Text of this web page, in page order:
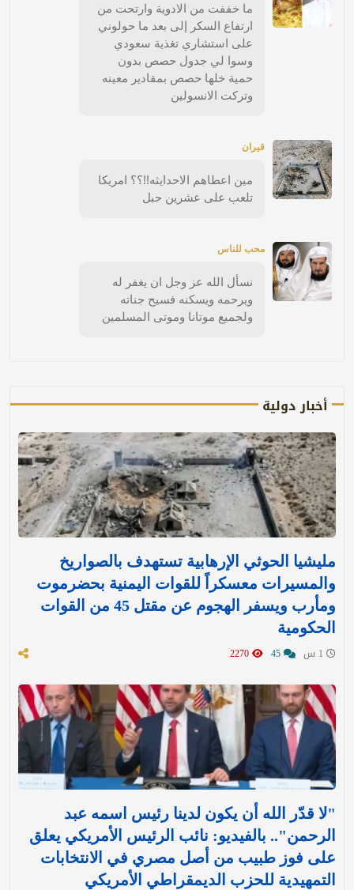
ما خففت من الادوية وارتحت من
ارتفاع السكر إلى بعد ما حولوني
على استشاري تغذية سعودي
وسوا لي جدول حصص بدون
حمية خلها حصص بمقادير معينه
وتركت الانسولين
قيران
مين اعطاهم الاحدايثه!!؟؟ امريكا
تلعب على عشرين حبل
محب للناس
نسأل الله عز وجل ان يغفر له
ويرحمه ويسكنه فسيح جناته
ولجميع موتانا وموتى المسلمين
أخبار دولية
مليشيا الحوثي الإرهابية تستهدف بالصواريخ
والمسيرات معسكراً للقوات اليمنية بحضرموت
ومأرب ويسفر الهجوم عن مقتل 45 من القوات
الحكومية
"لا قدّر الله أن يكون لدينا رئيس اسمه عبد
الرحمن".. بالفيديو: نائب الرئيس الأمريكي يعلق
على فوز طبيب من أصل مصري في الانتخابات
التمهيدية للحزب الديمقراطي الأمريكي